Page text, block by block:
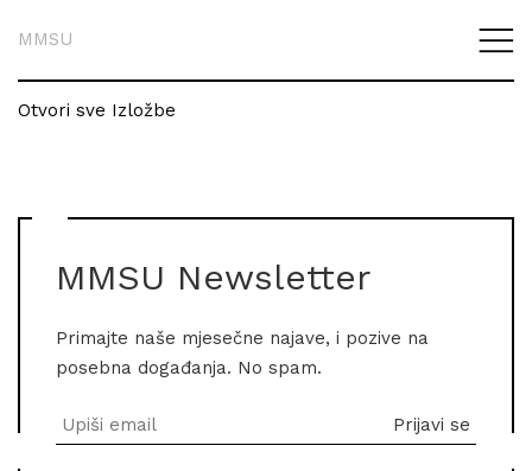
MMSU
Otvori sve Izložbe
MMSU Newsletter
Primajte naše mjesečne najave, i pozive na
posebna događanja. No spam.